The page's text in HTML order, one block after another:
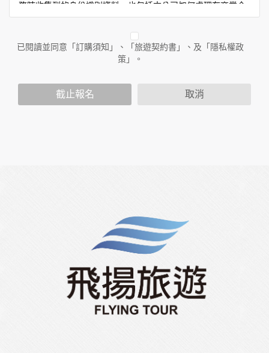
務時收集到的身份識別資料，也包括本公司如何處理在商業合
作與本公司合作時分享的任何身份識別資料。隱私權保護政策
人員。例如您透過本公司旗下網站上的廣告廠商連結，這些置
放連結的廠商也可能蒐集您個人的資料。對於您主動提供的個
人資訊，這些廣告廠商或連結網站有其個別的隱私權保護政
您個人在本網站上的聊天室或討論區中任意公開個人資料的行
錄等，做為我們增進網站服務的參考依據，此記錄為內部應
為提供精確的服務，我們會將收集的問卷調查內容進行統計與
外，我們會視需要公佈統計數據及說明文字，但不涉及特定個
除非取得您的同意或其他法令之特別規定，本網站絕不會將您
的個人資料揭露予第三人或使用於蒐集目的以外之其他用途。
已閱讀並同意「訂購須知」、「旅遊契約書」、及「隱私權政
策」。
截止報名 取消